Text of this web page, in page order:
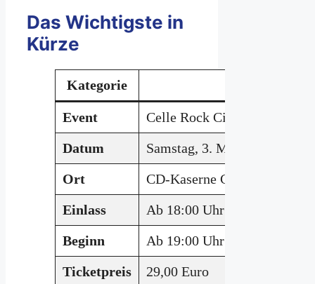
Das Wichtigste in
Kürze
Kategorie
Event
Celle Rock City 2025
Datum
Samstag, 3. Mai 2025
Ort
CD-Kaserne Celle,
Einlass
Ab 18:00 Uhr
Beginn
Ab 19:00 Uhr
Ticketpreis
29,00 Euro